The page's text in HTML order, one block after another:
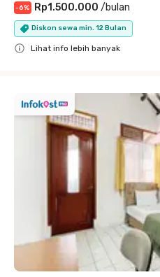
-6% Rp1.500.000 /bulan
Diskon sewa min. 12 Bulan
Lihat info lebih banyak